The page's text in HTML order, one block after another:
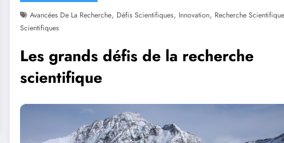
Avancées De La Recherche, Défis Scientifiques, Innovation, Recherche Scientifique
Scientifiques
Les grands défis de la recherche
scientifique